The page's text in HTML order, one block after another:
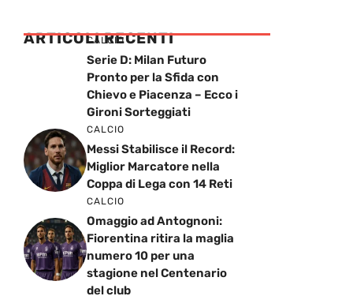
ARTICOLI RECENTI
CALCIO
Serie D: Milan Futuro
Pronto per la Sfida con
Chievo e Piacenza – Ecco i
Gironi Sorteggiati
CALCIO
Messi Stabilisce il Record:
Miglior Marcatore nella
Coppa di Lega con 14 Reti
CALCIO
Omaggio ad Antognoni:
Fiorentina ritira la maglia
numero 10 per una
stagione nel Centenario
del club